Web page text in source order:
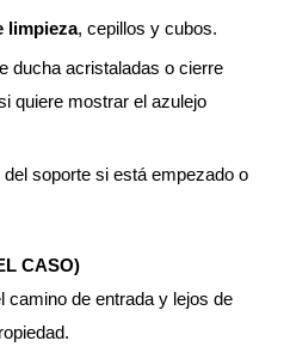
limpieza, cepillos y cubos.
ducha acristaladas o cierre
quiere mostrar el azulejo
del soporte si está empezado o
CASO)
camino de entrada y lejos de